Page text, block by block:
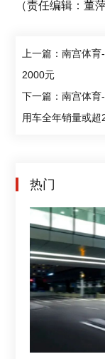
（责任编辑：董
上一篇：南宫体
2000元
下一篇：南宫体
用车全年销量或超
热门